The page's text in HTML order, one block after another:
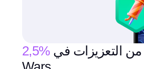
2,5%من التعزيزات في Miner